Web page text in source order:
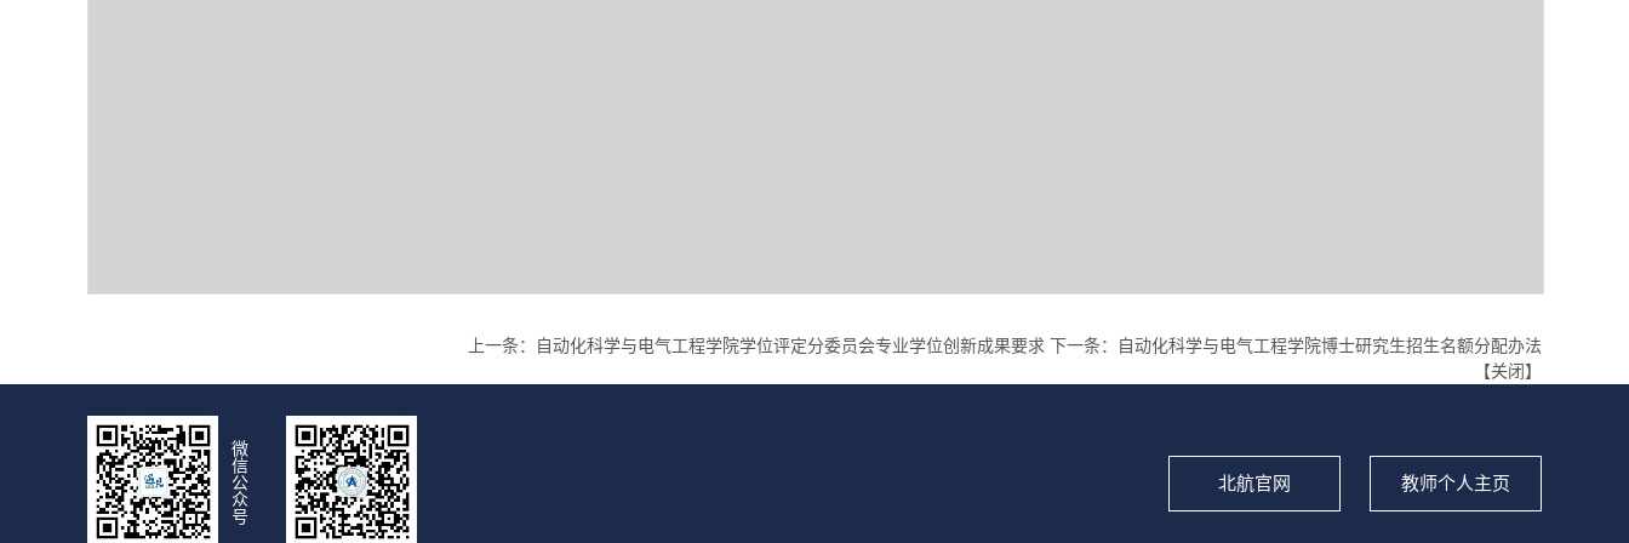
上一条： 自动化科学与电气工程学院学位评定分委员会专业学位创新成果要求 下一条：
自动化科学与电气工程学院博士研究生招生名额分配办法
【关闭】
北航官网 教师个人主页
微
信
公
众
号